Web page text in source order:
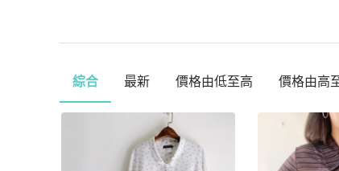
綜合 最新 價格由低至高 價格由高